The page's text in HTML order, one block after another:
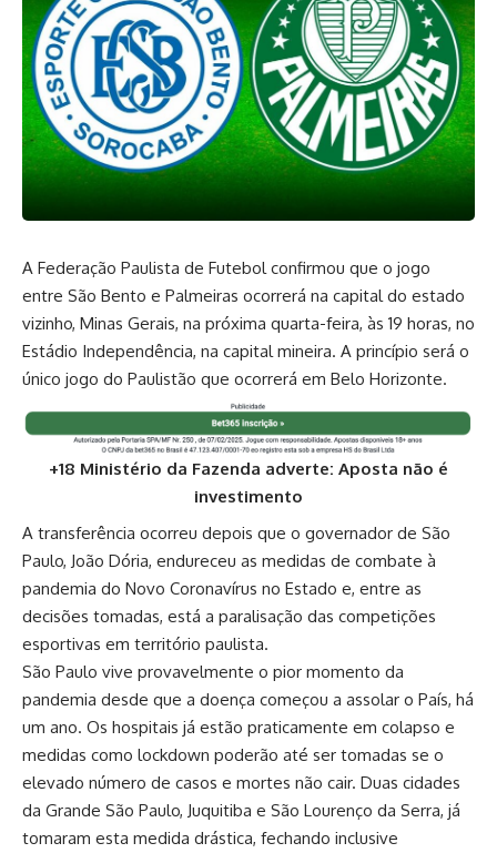
A Federação Paulista de Futebol confirmou que o jogo
entre São Bento e Palmeiras ocorrerá na capital do estado
vizinho, Minas Gerais, na próxima quarta-feira, às 19 horas, no
Estádio Independência, na capital mineira. A princípio será o
único jogo do Paulistão que ocorrerá em Belo Horizonte.
+18 Ministério da Fazenda adverte: Aposta não é
investimento
A transferência ocorreu depois que o governador de São
Paulo, João Dória, endureceu as medidas de combate à
pandemia do Novo Coronavírus no Estado e, entre as
decisões tomadas, está a paralisação das competições
esportivas em território paulista.
São Paulo vive provavelmente o pior momento da
pandemia desde que a doença começou a assolar o País, há
um ano. Os hospitais já estão praticamente em colapso e
medidas como lockdown poderão até ser tomadas se o
elevado número de casos e mortes não cair. Duas cidades
da Grande São Paulo, Juquitiba e São Lourenço da Serra, já
tomaram esta medida drástica, fechando inclusive